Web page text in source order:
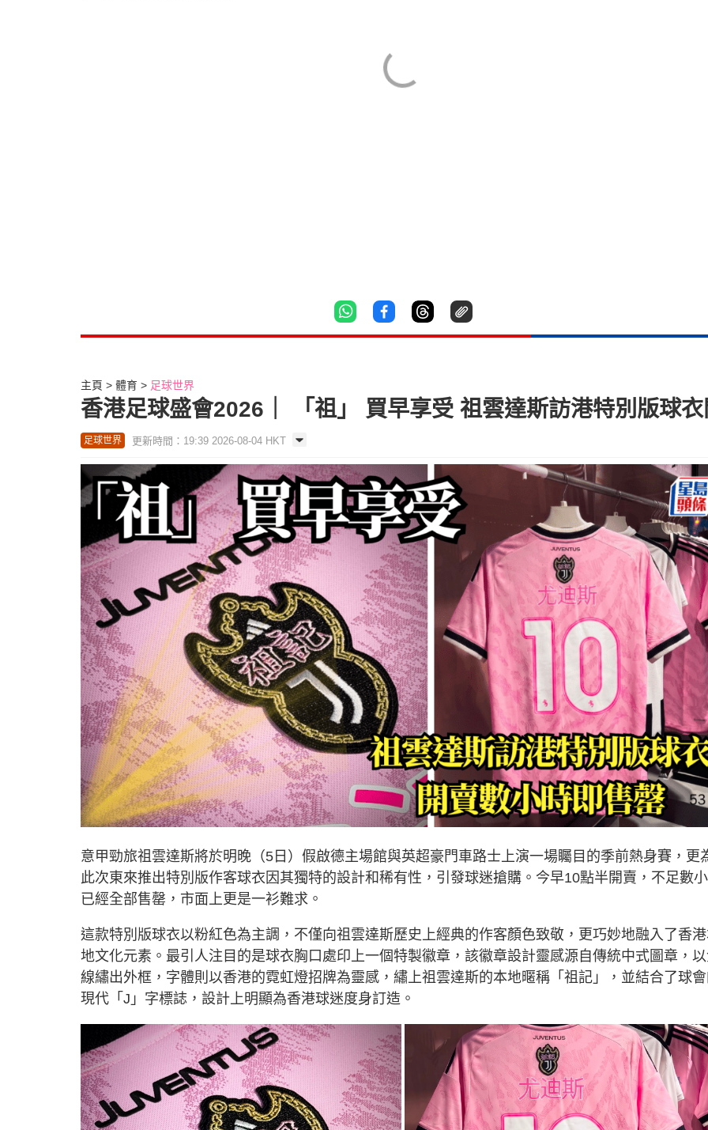
主頁 體育 足球世界
香港足球盛會2026｜ 「祖」 買早享受 祖雲達斯訪港特別版球
足球世界 更新時間：19:39 2026-08-04 HKT
意甲勁旅祖雲達斯將於明晚（5日）假啟德主場館與英超豪門車路士上演一場矚目的季前熱身賽，更
此次東來推出特別版作客球衣因其獨特的設計和稀有性，引發球迷搶購。今早10點半開賣，不足數
已經全部售罄，市面上更是一衫難求。
這款特別版球衣以粉紅色為主調，不僅向祖雲達斯歷史上經典的作客顏色致敬，更巧妙地融入了香
地文化元素。最引人注目的是球衣胸口處印上一個特製徽章，該徽章設計靈感源自傳統中式圖章，
線繡出外框，字體則以香港的霓虹燈招牌為靈感，繡上祖雲達斯的本地暱稱「祖記」，並結合了球
現代「J」字標誌，設計上明顯為香港球迷度身訂造。